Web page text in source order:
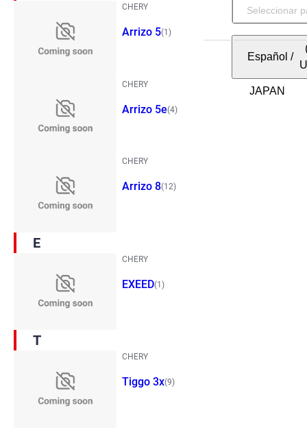
Español /
CHERY
Arrizo 5(1)
CHERY
Arrizo 5e(4)
CHERY
Arrizo 8(12)
E
CHERY
EXEED(1)
T
CHERY
Tiggo 3x(9)